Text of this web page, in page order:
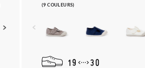
(9 COULEURS)
19
30